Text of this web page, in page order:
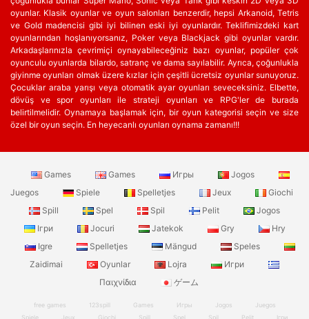
oyunlar. Klasik oyunlar ve oyun salonları benzerdir, hepsi Arkanoid, Tetris
ve Gold madencisi gibi iyi bilinen eski iyi oyunlardır. Teklifimizdeki kart
oyunlarından hoşlanıyorsanız, Poker veya Blackjack gibi oyunlar vardır.
Arkadaşlarınızla çevrimiçi oynayabileceğiniz bazı oyunlar, popüler çok
oyunculu oyunlarda bilardo, satranç ve dama sayılabilir. Ayrıca, çoğunlukla
giyinme oyunları olmak üzere kızlar için çeşitli ücretsiz oyunlar sunuyoruz.
Çocuklar araba yarışı veya otomatik ayar oyunları seveceksiniz. Elbette,
dövüş ve spor oyunları ile strateji oyunları ve RPG'ler de burada
belirtilmelidir. Oynamaya başlamak için, bir oyun kategorisi seçin ve size
özel bir oyun seçin. En heyecanlı oyunları oynama zamanı!!!
Games Games Игры
Jogos
Juegos
Spiele Spelletjes Jeux
Giochi
Spill
Spel Spil Pelit
Jogos
Ігри
Jocuri Jatekok Gry
Hry
Igre
Spelletjes Mängud
Speles
Zaidimai
Oyunlar Lojra
Игри
Παιχνίδια
ゲーム
free games 123spill Games Игры Jogos
Juegos
Spiele
Jeux Giochi Spill Spel Spil Pelit
Ігри